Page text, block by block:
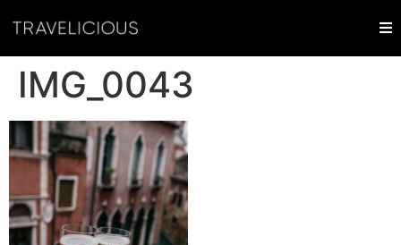
IMG_0043